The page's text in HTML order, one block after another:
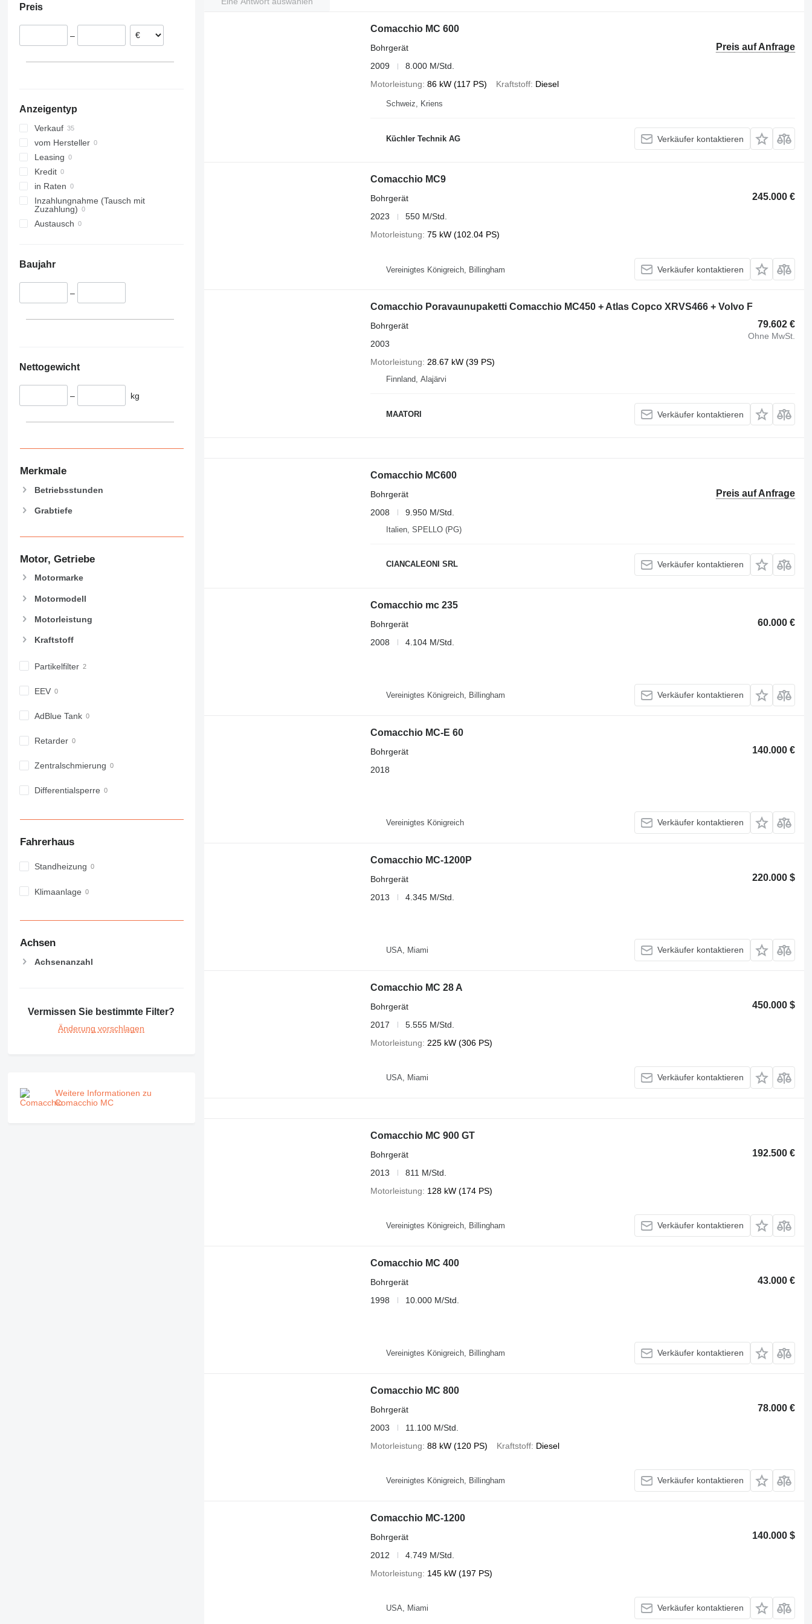
Italien
Schweden
Preis
–
Anzeigentyp
Verkauf
vom Hersteller
Leasing
Kredit
in Raten
Inzahlungnahme (Tausch mit
Zuzahlung)
Austausch
Baujahr
–
Nettogewicht
– kg
Merkmale
Betriebsstunden
Grabtiefe
Motor, Getriebe
Motormarke
Motormodell
Motorleistung
Kraftstoff
Partikelfilter
EEV
AdBlue Tank
Retarder
Zentralschmierung
Differentialsperre
Fahrerhaus
Standheizung
Klimaanlage
Achsen
Achsenanzahl
Vermissen Sie bestimmte Filter?
Änderung vorschlagen
Weitere Informationen zu
Comacchio MC
Comacchio MC 600
Preis auf Anfrage
Bohrgerät
2009
8.000 M/Std.
Motorleistung 86 kW (117 PS) Kraftstoff Diesel
Schweiz, Kriens
Küchler Technik AG Verkäufer kontaktieren
Comacchio MC9
245.000 €
Bohrgerät
2023
550 M/Std.
Motorleistung 75 kW (102.04 PS)
Vereinigtes Königreich, Billingham Verkäufer kontaktieren
Comacchio Poravaunupaketti Comacchio MC450 + Atlas Copco XRVS466 + Volvo F
79.602 €
Ohne MwSt.
Bohrgerät
2003
Motorleistung
28.67 kW (39 PS)
Finnland, Alajärvi
MAATORI Verkäufer kontaktieren
Comacchio MC600
Preis auf Anfrage
Bohrgerät
2008
9.950 M/Std.
Italien, SPELLO (PG)
CIANCALEONI SRL Verkäufer kontaktieren
Comacchio mc 235
60.000 €
Bohrgerät
2008
4.104 M/Std.
Vereinigtes Königreich, Billingham Verkäufer kontaktieren
Comacchio MC-E 60
140.000 €
Bohrgerät
2018
Vereinigtes Königreich Verkäufer kontaktieren
Comacchio MC-1200P
220.000 $
Bohrgerät
2013
4.345 M/Std.
USA, Miami Verkäufer kontaktieren
Comacchio MC 28 A
450.000 $
Bohrgerät
2017
5.555 M/Std.
Motorleistung
225 kW (306 PS)
USA, Miami Verkäufer kontaktieren
Comacchio MC 900 GT
192.500 €
Bohrgerät
2013
811 M/Std.
Motorleistung
128 kW (174 PS)
Vereinigtes Königreich, Billingham Verkäufer kontaktieren
Comacchio MC 400
43.000 €
Bohrgerät
1998
10.000 M/Std.
Vereinigtes Königreich, Billingham Verkäufer kontaktieren
Comacchio MC 800
78.000 €
Bohrgerät
2003
11.100 M/Std.
Motorleistung 88 kW (120 PS) Kraftstoff Diesel
Vereinigtes Königreich, Billingham Verkäufer kontaktieren
Comacchio MC-1200
140.000 $
Bohrgerät
2012
4.749 M/Std.
Motorleistung
145 kW (197 PS)
USA, Miami Verkäufer kontaktieren